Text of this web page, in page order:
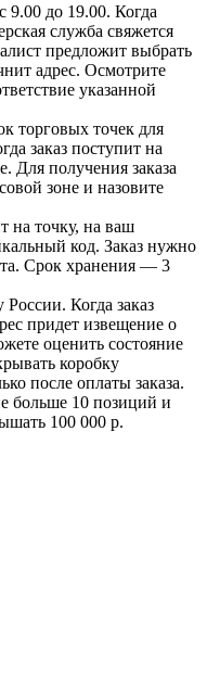
9.00 до 19.00. Когда
служба свяжется
предложит выбрать
адрес. Осмотрите
указанной
торговых точек для
заказ поступит на
Для получения заказа
зоне и назовите
на точку, на ваш
код. Заказ нужно
Срок хранения — 3
России. Когда заказ
придет извещение о
оценить состояние
коробку
после оплаты заказа.
больше 10 позиций и
100 000 р.